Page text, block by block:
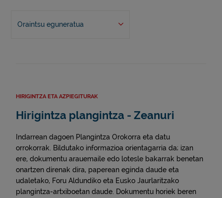
Oraintsu eguneratua
HIRIGINTZA ETA AZPIEGITURAK
Hirigintza plangintza - Zeanuri
Indarrean dagoen Plangintza Orokorra eta datu
orrokorrak. Bildutako informazioa orientagarria da; izan
ere, dokumentu arauemaile edo lotesle bakarrak benetan
onartzen direnak dira, paperean eginda daude eta
udaletako, Foru Aldundiko eta Eusko Jaurlaritzako
plangintza-artxiboetan daude. Dokumentu horiek beren